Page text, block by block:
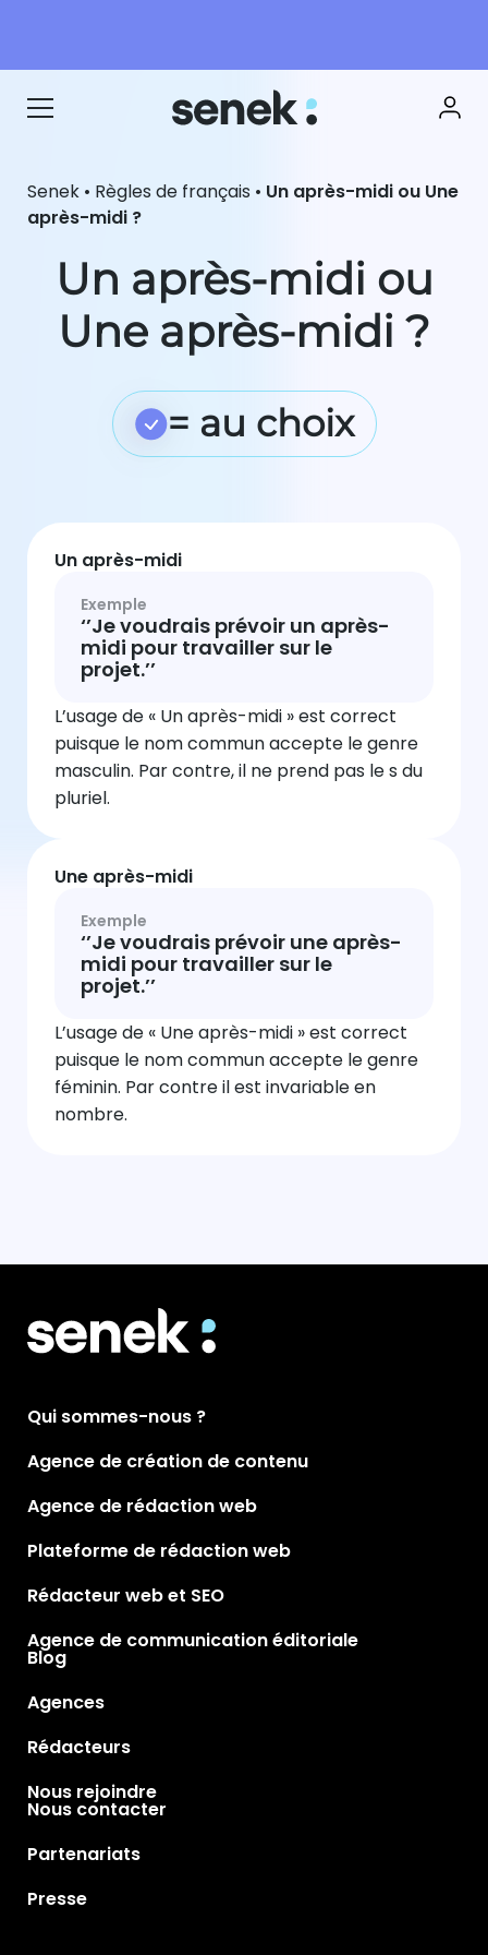
Senek • Règles de français • Un après-midi ou Une
après-midi ?
Un après-midi ou
Une après-midi ?
= au choix
Un après-midi
Exemple
‘’Je voudrais prévoir un après-
midi pour travailler sur le
projet.’’
L’usage de « Un après-midi » est correct
puisque le nom commun accepte le genre
masculin. Par contre, il ne prend pas le s du
pluriel.
Une après-midi
Exemple
‘’Je voudrais prévoir une après-
midi pour travailler sur le
projet.’’
L’usage de « Une après-midi » est correct
puisque le nom commun accepte le genre
féminin. Par contre il est invariable en
nombre.
Qui sommes-nous ?
Agence de création de contenu
Agence de rédaction web
Plateforme de rédaction web
Rédacteur web et SEO
Agence de communication éditoriale
Blog
Agences
Rédacteurs
Nous rejoindre
Nous contacter
Partenariats
Presse